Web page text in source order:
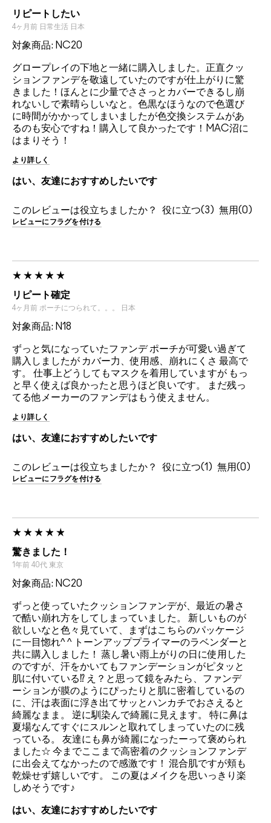
リピートしたい
4ヶ月前 日常生活 日本
対象商品: NC20
グロープレイの下地と一緒に購入しました。正直クッ
ションファンデを敬遠していたのですが仕上がりに驚
きました！ほんとに少量でささっとカバーできるし崩
れないしで素晴らしいなと。色黒なほうなので色選び
に時間がかかってしまいましたが色交換システムがあ
るのも安心ですね！購入して良かったです！MAC沼に
はまりそう！
より詳しく
はい、友達におすすめしたいです
このレビューは役立ちましたか？ 3 0
レビューにフラグを付ける
リピート確定
4ヶ月前 ポーチにつられて。。。 日本
対象商品: N18
ずっと気になっていたファンデ ポーチが可愛い過ぎて
購入しましたが カバー力、使用感、崩れにくさ 最高で
す。 仕事上どうしてもマスクを着用していますが もっ
と早く使えば良かったと思うほど良いです。 まだ残っ
てる他メーカーのファンデはもう使えません。
より詳しく
はい、友達におすすめしたいです
このレビューは役立ちましたか？ 1 0
レビューにフラグを付ける
驚きました！
1年前 40代 東京
対象商品: NC20
ずっと使っていたクッションファンデが、最近の暑さ
で酷い崩れ方をしてしまっていました。 新しいものが
欲しいなと色々見ていて、まずはこちらのパッケージ
に一目惚れ^ ^ トーンアッププライマーのラベンダーと
共に購入しました！ 蒸し暑い雨上がりの日に使用した
のですが、汗をかいてもファンデーションがピタッと
肌に付いている⁉︎ え？と思って鏡をみたら、ファンデ
ーションが膜のようにぴったりと肌に密着しているの
に、汗は表面に浮き出てサッとハンカチでおさえると
綺麗なまま。 逆に馴染んで綺麗に見えます。 特に鼻は
夏場なんてすぐにスルンと取れてしまっていたのに残
っている。 友達にも鼻が綺麗になったーって褒められ
ました☆ 今までここまで高密着のクッションファンデ
に出会えてなかったので感激です！ 混合肌ですが頬も
乾燥せず嬉しいです。 この夏はメイクを思いっきり楽
しめそうです♪
はい、友達におすすめしたいです